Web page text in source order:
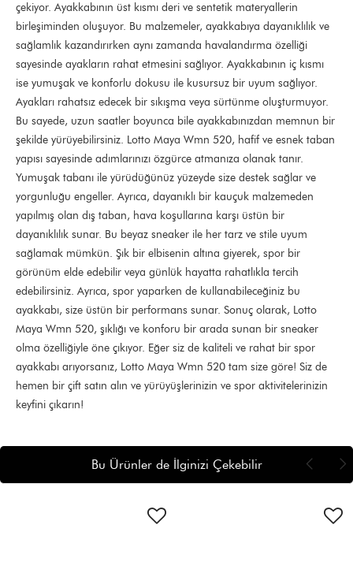
çekiyor. Ayakkabının üst kısmı deri ve sentetik materyallerin
birleşiminden oluşuyor. Bu malzemeler, ayakkabıya dayanıklılık ve
sağlamlık kazandırırken aynı zamanda havalandırma özelliği
sayesinde ayakların rahat etmesini sağlıyor. Ayakkabının iç kısmı
ise yumuşak ve konforlu dokusu ile kusursuz bir uyum sağlıyor.
Ayakları rahatsız edecek bir sıkışma veya sürtünme oluşturmuyor.
Bu sayede, uzun saatler boyunca bile ayakkabınızdan memnun bir
şekilde yürüyebilirsiniz. Lotto Maya Wmn 520, hafif ve esnek taban
yapısı sayesinde adımlarınızı özgürce atmanıza olanak tanır.
Yumuşak tabanı ile yürüdüğünüz yüzeyde size destek sağlar ve
yorgunluğu engeller. Ayrıca, dayanıklı bir kauçuk malzemeden
yapılmış olan dış taban, hava koşullarına karşı üstün bir
dayanıklılık sunar. Bu beyaz sneaker ile her tarz ve stile uyum
sağlamak mümkün. Şık bir elbisenin altına giyerek, spor bir
görünüm elde edebilir veya günlük hayatta rahatlıkla tercih
edebilirsiniz. Ayrıca, spor yaparken de kullanabileceğiniz bu
ayakkabı, size üstün bir performans sunar. Sonuç olarak, Lotto
Maya Wmn 520, şıklığı ve konforu bir arada sunan bir sneaker
olma özelliğiyle öne çıkıyor. Eğer siz de kaliteli ve rahat bir spor
ayakkabı arıyorsanız, Lotto Maya Wmn 520 tam size göre! Siz de
hemen bir çift satın alın ve yürüyüşlerinizin ve spor aktivitelerinizin
keyfini çıkarın!
Bu Ürünler de İlginizi Çekebilir